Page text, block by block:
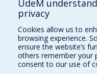
Téléchargez les logos de
UdeM
privacy
Cookies allow us to
browsing experience.
ensure the website’s
others remember your
consent to our use of